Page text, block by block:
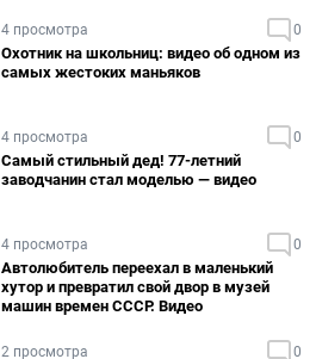
4 просмотра 0
Охотник на школьниц: видео об одном из
самых жестоких маньяков
4 просмотра 0
Самый стильный дед! 77-летний
заводчанин стал моделью — видео
4 просмотра 0
Автолюбитель переехал в маленький
хутор и превратил свой двор в музей
машин времен СССР. Видео
2 просмотра 0